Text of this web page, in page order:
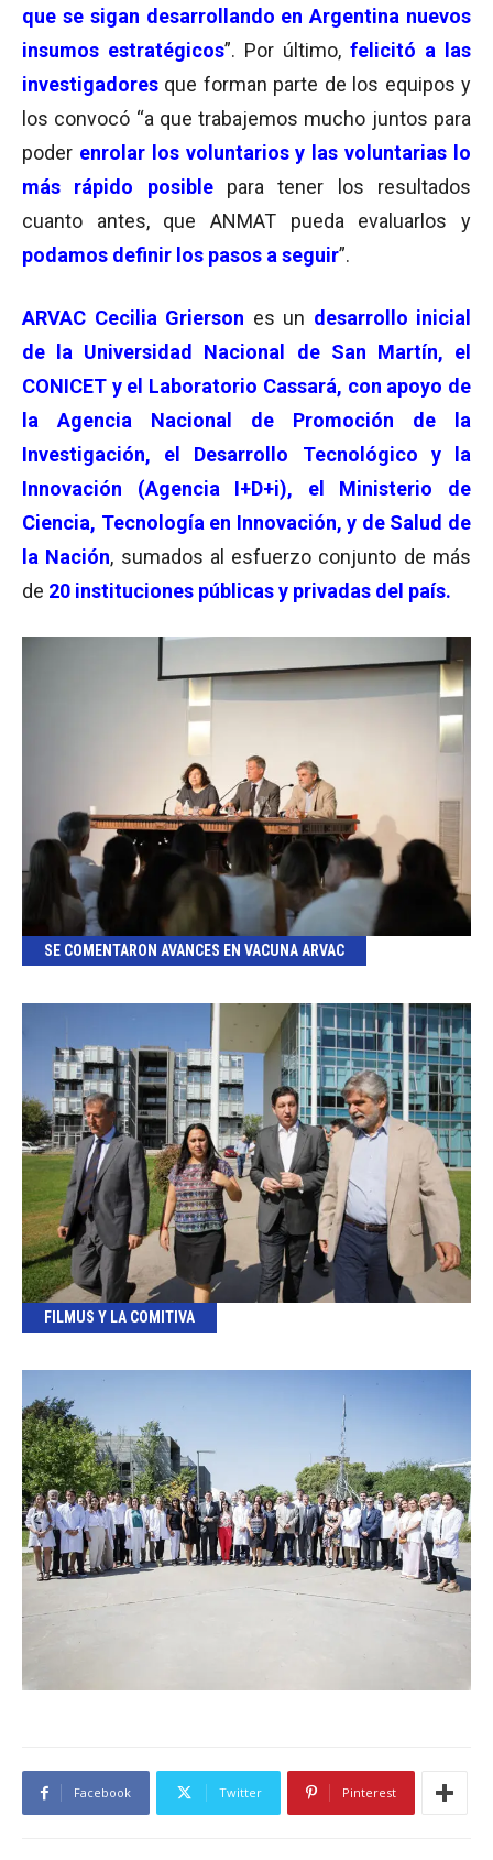
que se sigan desarrollando en Argentina nuevos
insumos estratégicos”. Por último, felicitó a las
investigadores que forman parte de los equipos y
los convocó “a que trabajemos mucho juntos para
poder enrolar los voluntarios y las voluntarias lo
más rápido posiblepara tener los resultados
cuanto antes, que ANMAT pueda evaluarlos y
podamos definir los pasos a seguir”.
ARVAC Cecilia Grierson es un desarrollo inicial
de la Universidad Nacional de San Martín, el
CONICET y el Laboratorio Cassará, con apoyo de
la Agencia Nacional de Promoción de la
Investigación, el Desarrollo Tecnológico y la
Innovación (Agencia I+D+i), el Ministerio de
Ciencia, Tecnología en Innovación, y de Salud de
la Nación, sumados al esfuerzo conjunto de más
de 20 instituciones públicas y privadas del país.
SE COMENTARON AVANCES EN VACUNA ARVAC
FILMUS Y LA COMITIVA
Facebook Twitter Pinterest